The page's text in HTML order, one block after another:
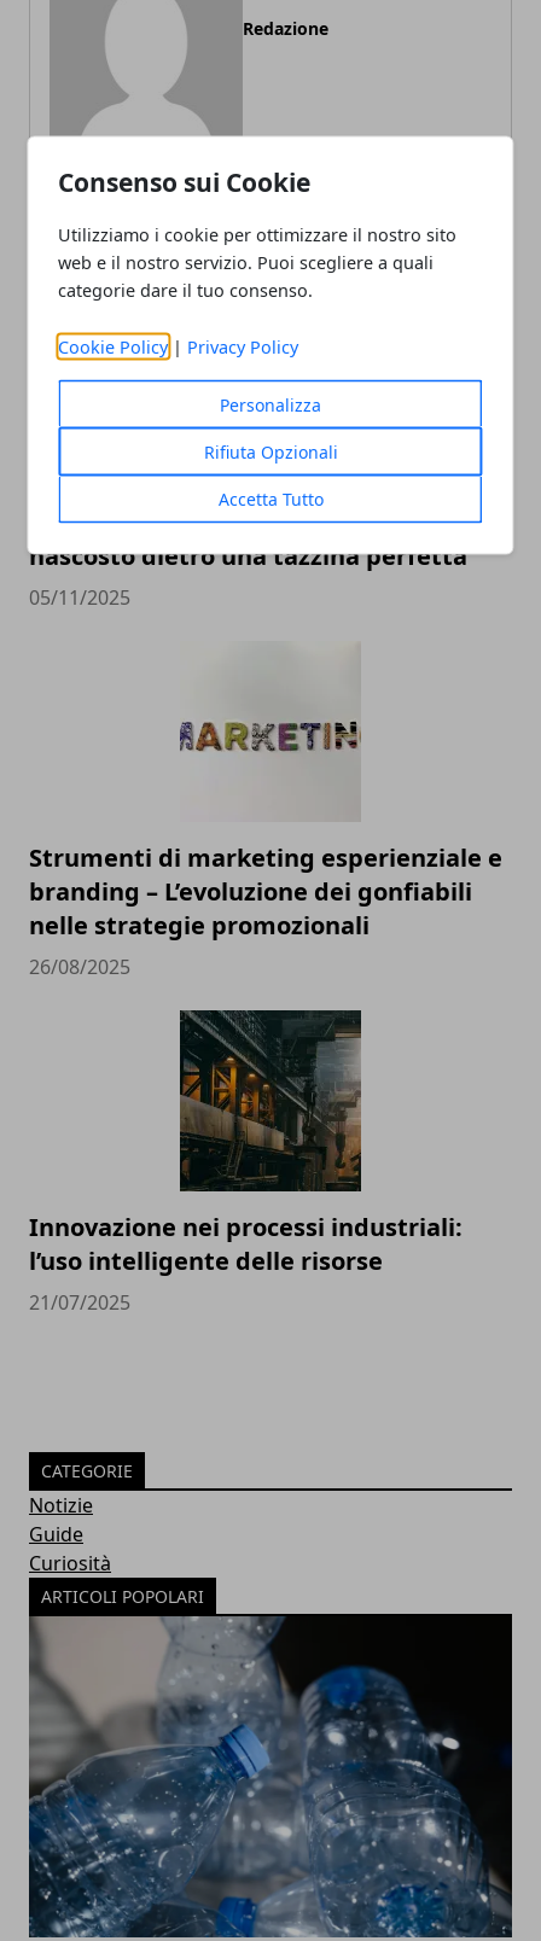
Consenso sui Cookie
Utilizziamo i cookie per ottimizzare il nostro sito
web e il nostro servizio. Puoi scegliere a quali
categorie dare il tuo consenso.
Cookie Policy | Privacy Policy
Personalizza
Rifiuta Opzionali
Accetta Tutto
Redazione
ARTICOLI CORRELATI
Capsule di caffè compatibili: il mondo
nascosto dietro una tazzina perfetta
05/11/2025
Strumenti di marketing esperienziale e
branding – L’evoluzione dei gonfiabili
nelle strategie promozionali
26/08/2025
Innovazione nei processi industriali:
l’uso intelligente delle risorse
21/07/2025
CATEGORIE
Notizie
Guide
Curiosità
ARTICOLI POPOLARI